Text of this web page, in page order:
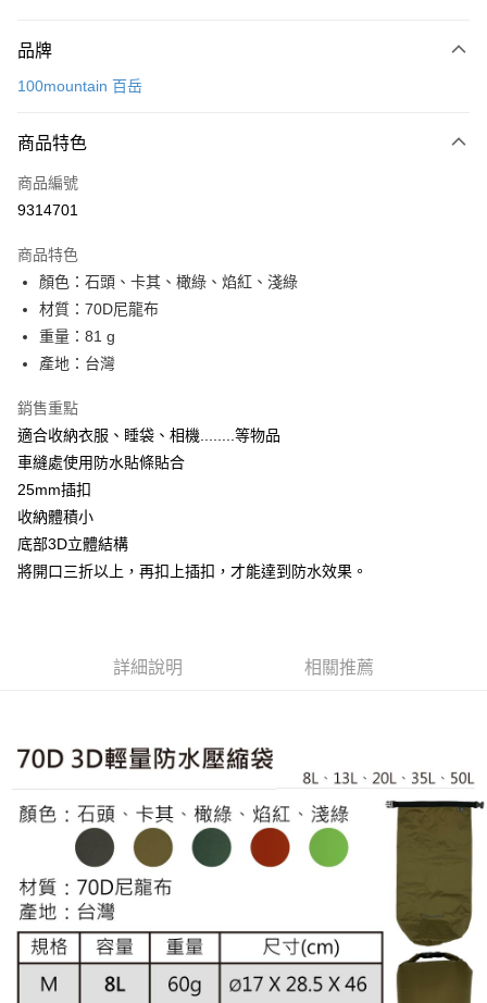
信用卡一次付款
Apple Pay
街口支付
Google Pay
全盈+PAY
大哥付你分期
相關說明
1.本服務由台灣大哥大提供，台灣大哥大用戶可立即使用無須另外申請。
2.付款方式選擇「大哥付你分期」，訂單成立後會自動跳轉到大哥付的交易
流程，驗證手機門號後，選擇欲分期的期數、繳款截止日，確認付款後即完
成交易。
3.實際核准額度、可分期數及費用金額請依後續交易確認頁面所載為準。
4.訂單成立30分鐘內，如未前往確認交易或遇審核未通過，訂單將自動取
消。如遇「轉專審核」未通過狀況，表示未達大哥付你分期系統評分，恕無
法說明評估內容。
【繳款方式說明】
買賣價金債權讓與本公司後，依約使用本公司帳單繳交帳款。
2.基於同意付款使用「大哥付你分期」之契約關係目的，商店將以您的個人
資料（包含姓名、電話或地址）提供予台灣大哥大進項蒐集、處理及利用，
由本公司與您本人進行分期帳單所需資料之確認、核對及更正。
3.完整用戶服務條款，請詳閱以下連結： https://oppay.tw/userRule
AFTEE先享後付
相關說明
【關於「AFTEE先享後付」】
AFTEE先享後付是「在收到商品之後才付款」的支付方式。 讓您購物簡單
１．簡單：不需註冊會員、不需綁卡、不需儲值。
２．便利：只要手機號碼，簡訊認證，即可結帳。
３．安心：先確認商品／服務後，再付款。
２．訂單成立數日內，您將收到繳費通知簡訊。
３．收到繳費通知簡訊後14天內，點擊此簡訊中的連結，可透過四大超商／
後付繳納相關費用。
※ 交易是否成功請以「AFTEE先享後付 」之結帳頁面顯示為準，若有關於
客戶支援中心」 https://netprotections.freshdesk.com/support/home
【注意事項】
１．透過由恩沛科技股份有限公司提供之「AFTEE先享後付」服務完成之交
易，需依本服務之必要範圍內提供個人資料，並將交易相關給付款項請求債
權轉讓予恩沛科技股份有限公司。
２．關於個人資料處理事宜，請瀏覽以下網址：
https://aftee.tw/terms/#terms3
３．未成年的使用者請事先徵得法定代理人或監護人之同意方可使用
「AFTEE先享後付」，若未經同意申辦者引起之損失，本公司不負相關責
ATM付款
貨到付款
運送方式
付款後門市自取
貨到付款
每筆NT$130，滿NT$3,000(含以上)免運費
品牌
100mountain 百岳
商品特色
商品編號
9314701
商品特色
顏色：石頭、卡其、橄綠、焰紅、淺綠
材質：70D尼龍布
重量：81 g
產地：台灣
銷售重點
適合收納衣服、睡袋、相機........等物品
車縫處使用防水貼條貼合
25mm插扣
收納體積小
底部3D立體結構
將開口三折以上，再扣上插扣，才能達到防水效果。
詳細說明 相關推薦